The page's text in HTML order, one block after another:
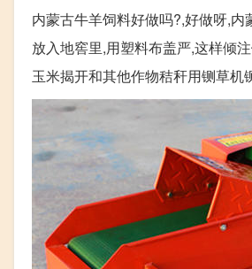
内蒙古牛羊饲料好做吗?,好做呀,
放入地窖里,用塑料布盖严,这样倾
玉米揭开和其他作物秸秆用铡草机